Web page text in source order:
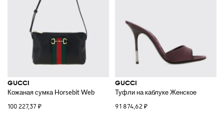
GUCCI
Кожаная сумка Horsebit Web
100 227,37 ₽
GUCCI
Туфли на каблуке Женское
91 874,62 ₽